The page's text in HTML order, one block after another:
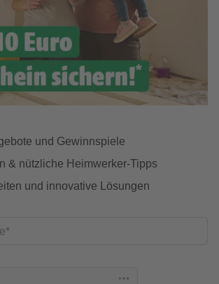
und Gewinnspiele
& nützliche Heimwerker-Tipps
und innovative Lösungen